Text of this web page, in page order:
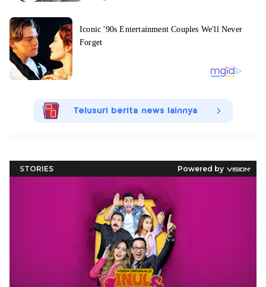
Telusuri berita news lainnya